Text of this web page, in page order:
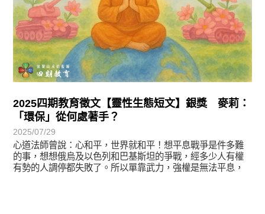
2025四期教育徵文【靈性生態短文】銀獎 麥莉：
「環保」從何處著手？
2025/07/29
心道法師曾說：心和平，世界就和平！想平息戰爭是件多難
的事，想想俄烏及以色列和巴基斯坦的爭戰，經多少人有權
有勢的人調停都失敗了。所以單靠武力，強權是無法平息，